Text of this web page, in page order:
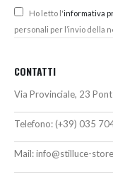
Ho letto l'informativa
personali per l’invio della
CONTATTI
Via Provinciale, 23
Telefono: (+39) 035
Mail:info@stilluce-